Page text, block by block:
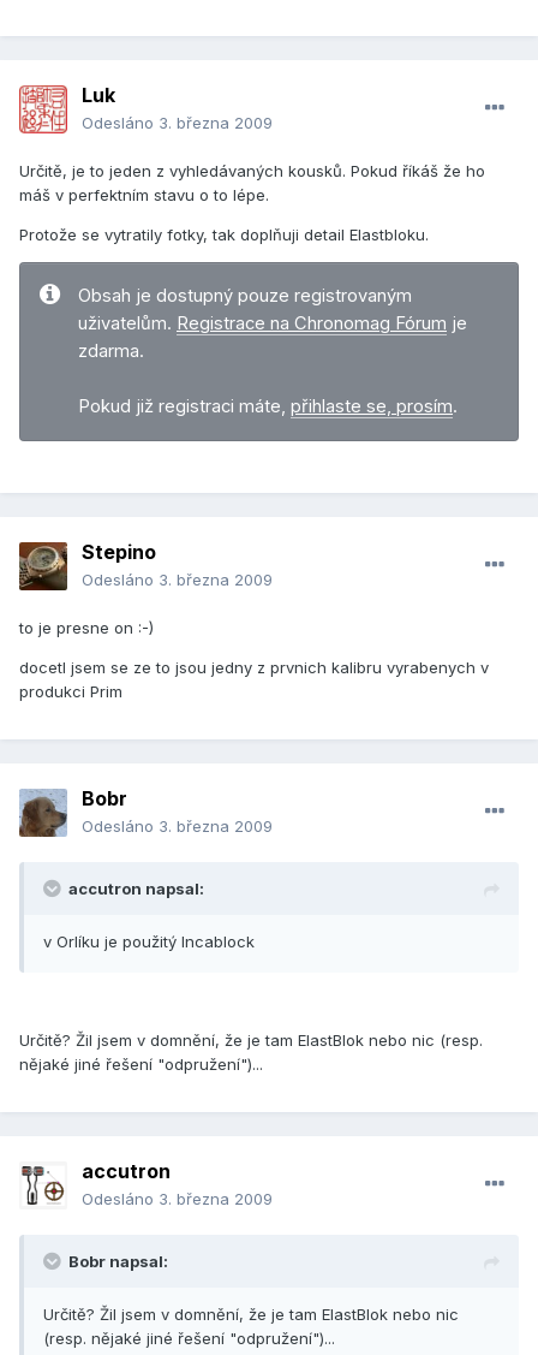
Luk
Odesláno 3. března 2009
Určitě, je to jeden z vyhledávaných kousků. Pokud říkáš že ho
máš v perfektním stavu o to lépe.
Protože se vytratily fotky, tak doplňuji detail Elastbloku.
Obsah je dostupný pouze registrovaným
uživatelům. Registrace na Chronomag Fórum je
zdarma.
Pokud již registraci máte, přihlaste se, prosím.
Stepino
Odesláno 3. března 2009
to je presne on :-)
docetl jsem se ze to jsou jedny z prvnich kalibru vyrabenych v
produkci Prim
Bobr
Odesláno 3. března 2009
accutron napsal:
v Orlíku je použitý Incablock
Určitě? Žil jsem v domnění, že je tam ElastBlok nebo nic (resp.
nějaké jiné řešení "odpružení")...
accutron
Odesláno 3. března 2009
Bobr napsal:
Určitě? Žil jsem v domnění, že je tam ElastBlok nebo nic
(resp. nějaké jiné řešení "odpružení")...